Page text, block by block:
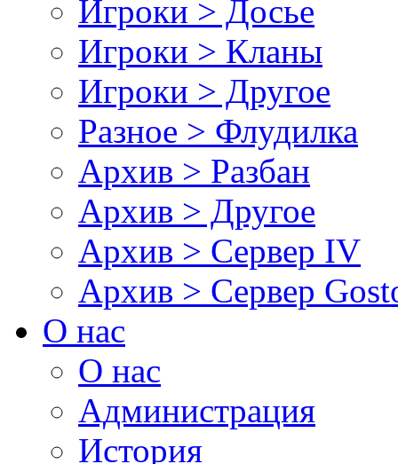
Игроки > Досье
Игроки > Кланы
Игроки > Другое
Разное > Флудилка
Архив > Разбан
Архив > Другое
Архив > Сервер IV
Архив > Сервер
О нас
О нас
Администрация
История